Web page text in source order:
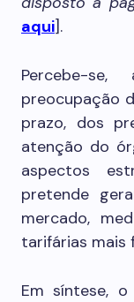
aqui].
Percebe-
preocupação
prazo, dos
atenção do
aspectos
pretende
mercado,
tarifárias mais
Em síntese,